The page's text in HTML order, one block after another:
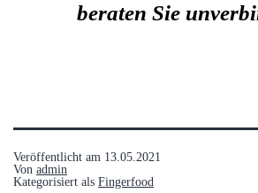
beraten Sie
Veröffentlicht am 13.05.2021
Von admin
Kategorisiert als Fingerfood